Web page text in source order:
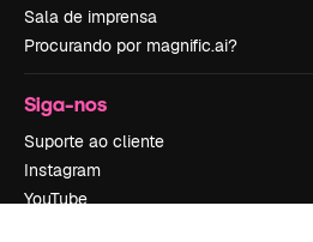
Sala de imprensa
Procurando por magnific.ai?
Siga-nos
Suporte ao cliente
Instagram
YouTube